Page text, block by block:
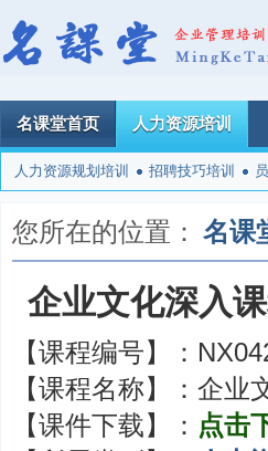
名课堂首页 人力资源培训
人力资源规划培训 招聘技巧培训
您所在的位置： 名课
企业文化深入
【课程编号】：
【课程名称】： 企业
【课件下载】： 点击